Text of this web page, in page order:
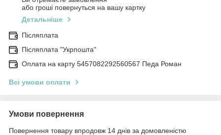
або гроші повернуться на вашу картку
Детальніше
Післяплата
Післяплата "Укрпошта"
Оплата на карту 5457082292560567 Педа Роман
Всі умови оплати
Умови повернення
Повернення товару впродовж 14 днів за домовленістю